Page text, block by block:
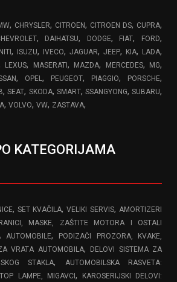
, CHRYSLER, CITROEN, CITROEN DS, CUPRA,
, DAIHATSU, DODGE, FIAT, FORD,
, ISUZU, IVECO, JAGUAR, JEEP, KIA, LADA,
LEXUS, MASERATI, MAZDA, MERCEDES, MG,
, OPEL , PEUGEOT, PIAGGIO, PORSCHE,
,SEAT, SKODA, SMART, SSANGYONG,SUBARU,
, VOLVO, VW, ZASTAVA,
KATEGORIJAMA
, SET KVAČILA,VELIKI SERVIS,AMORTIZERI
MASKE, ZAŠTITE MOTORA I OSTALI
AUTOMOBILE,
PODIZAČI PROZORA, KVAKE,
VRATA AUTOMOBILA,
DELOVI SISTEMA ZA
STAKLA,
AUTOMOBILSKA RASVETA:
LAMPE, MIGAVCI,
KAROSERIJSKI DELOVI: